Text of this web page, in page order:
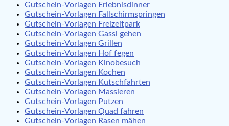
Gutschein-Vorlagen Erlebnisdinner
Gutschein-Vorlagen Fallschirmspringen
Gutschein-Vorlagen Freizeitpark
Gutschein-Vorlagen Gassi gehen
Gutschein-Vorlagen Grillen
Gutschein-Vorlagen Hof fegen
Gutschein-Vorlagen Kinobesuch
Gutschein-Vorlagen Kochen
Gutschein-Vorlagen Kutschfahrten
Gutschein-Vorlagen Massieren
Gutschein-Vorlagen Putzen
Gutschein-Vorlagen Quad fahren
Gutschein-Vorlagen Rasen mähen